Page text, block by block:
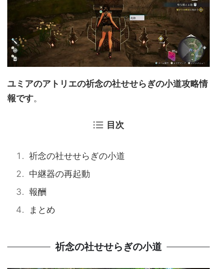
ユミアのアトリエの祈念の社せせらぎの小道攻略情
報です。
目次
祈念の社せせらぎの小道
中継器の再起動
報酬
まとめ
祈念の社せせらぎの小道